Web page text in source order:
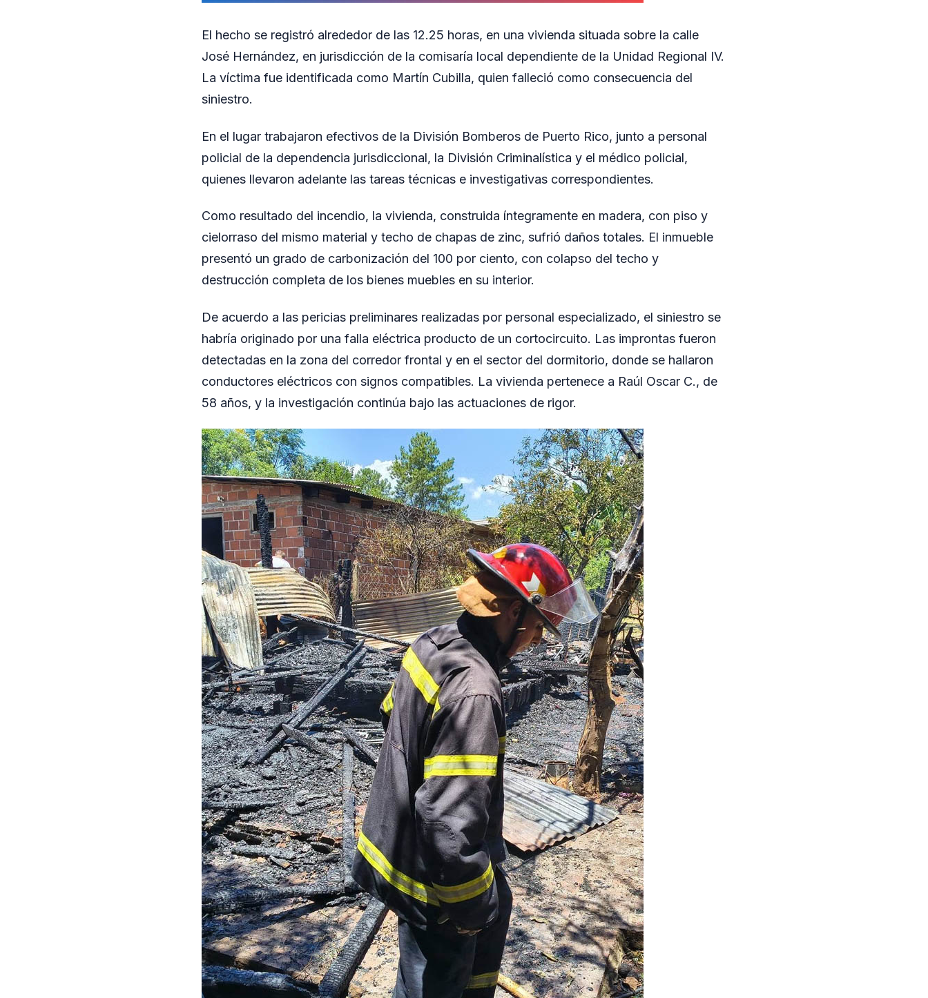
El hecho se registró alrededor de las 12.25 horas, en una vivienda situada sobre la calle
José Hernández, en jurisdicción de la comisaría local dependiente de la Unidad Regional IV.
La víctima fue identificada como Martín Cubilla, quien falleció como consecuencia del
siniestro.
En el lugar trabajaron efectivos de la División Bomberos de Puerto Rico, junto a personal
policial de la dependencia jurisdiccional, la División Criminalística y el médico policial,
quienes llevaron adelante las tareas técnicas e investigativas correspondientes.
Como resultado del incendio, la vivienda, construida íntegramente en madera, con piso y
cielorraso del mismo material y techo de chapas de zinc, sufrió daños totales. El inmueble
presentó un grado de carbonización del 100 por ciento, con colapso del techo y
destrucción completa de los bienes muebles en su interior.
De acuerdo a las pericias preliminares realizadas por personal especializado, el siniestro se
habría originado por una falla eléctrica producto de un cortocircuito. Las improntas fueron
detectadas en la zona del corredor frontal y en el sector del dormitorio, donde se hallaron
conductores eléctricos con signos compatibles. La vivienda pertenece a Raúl Oscar C., de
58 años, y la investigación continúa bajo las actuaciones de rigor.